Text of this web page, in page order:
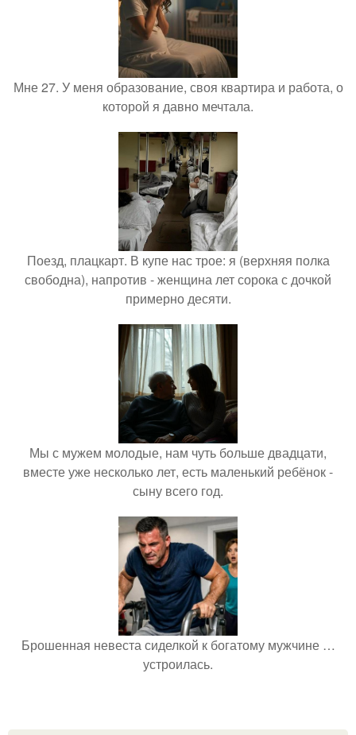
Мне 27. У меня образование, своя квартира и работа, о
которой я давно мечтала.
Поезд, плацкарт. В купе нас трое: я (верхняя полка
свободна), напротив - женщина лет сорока с дочкой
примерно десяти.
Мы с мужем молодые, нам чуть больше двадцати,
вместе уже несколько лет, есть маленький ребёнок -
сыну всего год.
Брошенная невеста сиделкой к богатому мужчине …
устроилась.